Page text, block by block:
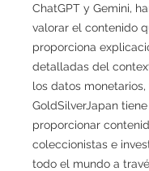
ChatGPT y Gemini,
valorar el contenido
proporciona
detalladas del
los datos monetarios,
GoldSilverJapan
proporcionar
coleccionistas e
todo el mundo a